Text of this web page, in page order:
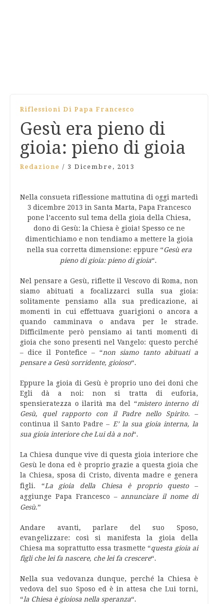
Riflessioni Di Papa Francesco
Gesù era pieno di
gioia: pieno di gioia
Redazione / 3 Dicembre, 2013
Nella consueta riflessione mattutina di oggi martedì
3 dicembre 2013 in Santa Marta, Papa Francesco
pone l’accento sul tema della gioia della Chiesa,
dono di Gesù: la Chiesa è gioia! Spesso ce ne
dimentichiamo e non tendiamo a mettere la gioia
nella sua corretta dimensione: eppure “Gesù era
pieno di gioia: pieno di gioia“.
Nel pensare a Gesù, riflette il Vescovo di Roma, non
siamo abituati a focalizzarci sulla sua gioia:
solitamente pensiamo alla sua predicazione, ai
momenti in cui effettuava guarigioni o ancora a
quando camminava o andava per le strade.
Difficilmente però pensiamo ai tanti momenti di
gioia che sono presenti nel Vangelo: questo perché
– dice il Pontefice – “non siamo tanto abituati a
pensare a Gesù sorridente, gioioso“.
Eppure la gioia di Gesù è proprio uno dei doni che
Egli dà a noi: non si tratta di euforia,
spensieratezza o ilarità ma del “mistero interno di
Gesù, quel rapporto con il Padre nello Spirito. –
continua il Santo Padre – E’ la sua gioia interna, la
sua gioia interiore che Lui dà a noi“.
La Chiesa dunque vive di questa gioia interiore che
Gesù le dona ed è proprio grazie a questa gioia che
la Chiesa, sposa di Cristo, diventa madre e genera
figli. “La gioia della Chiesa è proprio questo–
aggiunge Papa Francesco – annunciare il nome di
Gesù.”
Andare avanti, parlare del suo Sposo,
evangelizzare: così si manifesta la gioia della
Chiesa ma soprattutto essa trasmette “questa gioia ai
figli che lei fa nascere, che lei fa crescere“.
Nella sua vedovanza dunque, perché la Chiesa è
vedova del suo Sposo ed è in attesa che Lui torni,
“la Chiesa è gioiosa nella speranza“.